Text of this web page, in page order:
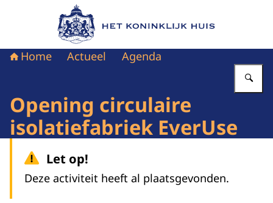
Naar de homepage van Het Koninklijk Huis
Home Actueel Agenda
Opening circulaire
isolatiefabriek EverUse
Let op!
Deze activiteit heeft al plaatsgevonden.